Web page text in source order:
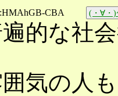
CBA (・∀・)
的な社
気の人